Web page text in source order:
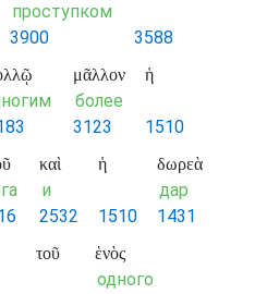
проступком
3900
3588
μᾶλλον
более
3123
ἡ
1510
καὶ
и
2532
ἡ
1510
δωρεὰ
дар
1431
τοῦ ἑνὸς
одного